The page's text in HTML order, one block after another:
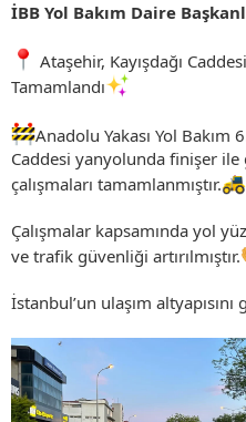
İBB Yol Bakım Daire
Ataşehir, Kayışdağı
Tamamlandı
Anadolu Yakası Yol Bakım
Caddesi yanyolunda finişer
çalışmaları tamamlanmıştır.
Çalışmalar kapsamında yol
ve trafik güvenliği artırılmıştır.
İstanbul’un ulaşım